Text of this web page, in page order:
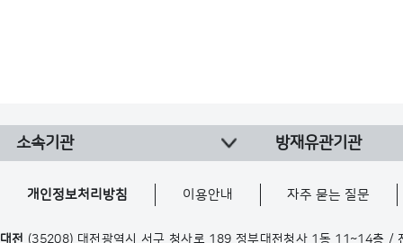
소속기관 방재유관기관
개인정보처리방침 이용안내 자주 묻는 질문
대전 (35208) 대전광역시 서구 청사로 189 정부대전청사 1동 11~14층 /